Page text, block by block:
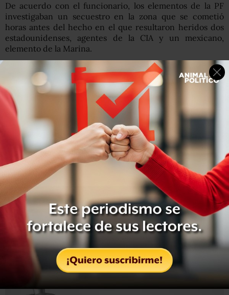
De acuerdo con el funcionario, los elementos de la PF
investigaban un secuestro en la zona que se cometió
horas antes del hecho en el que resultaron heridos dos
estadounidenses, agentes de la CIA y un mexicano,
elemento de la Marina.
“Nosotros tenemos acreditado lo que hacían los
elementos exactamente en Tres Marías, que era una
investigación de secuestro que se había perpetrado
horas antes a que los muchachos estuvieran allí a las ocho
de la mañana”, informó Cárdenas Palomino.
Durante una conferencia de prensa, Cárdenas Palomino
indicó que las 12 personas involucradas están
plenamente acreditadas por la corporación, así como la
tarea que desempeñaban en ese momento. Sin embargo
rechazó dar más información sobre la agresión a la
camioneta diplomática y se limitó a responder que la
investigación corre a cargo de la Procuraduría General
de la República.